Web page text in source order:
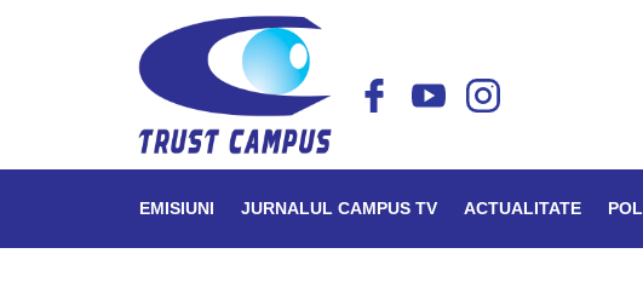
EMISIUNI JURNALUL CAMPUS TV ACTUALITATE